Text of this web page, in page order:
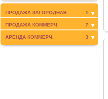
ПРОДАЖА ЗАГОРОДНАЯ 1
ПРОДАЖА КОММЕРЧ. 7
АРЕНДА КОММЕРЧ. 3